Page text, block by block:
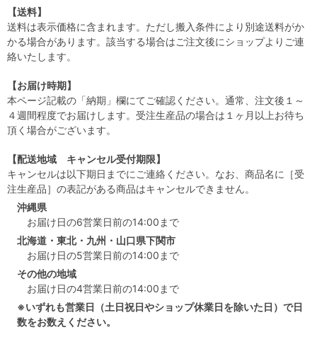
【送料】
送料は表示価格に含まれます。ただし搬入条件により別途送料がか
かる場合があります。該当する場合はご注文後にショップよりご連
絡いたします。
【お届け時期】
本ページ記載の「納期」欄にてご確認ください。通常、注文後１～
４週間程度でお届けします。受注生産品の場合は１ヶ月以上お待ち
頂く場合がございます。
【配送地域 キャンセル受付期限】
キャンセルは以下期日までにご連絡ください。なお、商品名に［受
注生産品］の表記がある商品はキャンセルできません。
沖縄県
お届け日の6営業日前の14:00まで
北海道・東北・九州・山口県下関市
お届け日の5営業日前の14:00まで
その他の地域
お届け日の4営業日前の14:00まで
※いずれも営業日（土日祝日やショップ休業日を除いた日）で日
数をお数えください。